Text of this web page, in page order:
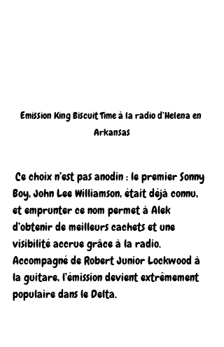
Emission King Biscuit Time à la radio d’Helena en
Arkansas
Boy, John Lee Williamson, était déjà connu,
et emprunter ce nom permet à Alek
d’obtenir de meilleurs cachets et une
visibilité accrue grâce à la radio.
Accompagné de Robert Junior Lockwood à
la guitare, l’émission devient extrêmement
populaire dans le Delta.